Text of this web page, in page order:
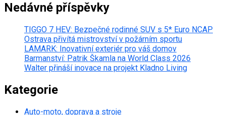
Nedávné příspěvky
TIGGO 7 HEV: Bezpečné rodinné SUV s 5* Euro NCAP
Ostrava přivítá mistrovství v požárním sportu
LAMARK: Inovativní exteriér pro váš domov
Barmanství: Patrik Škamla na World Class 2026
Walter přináší inovace na projekt Kladno Living
Kategorie
Auto-moto, doprava a stroje